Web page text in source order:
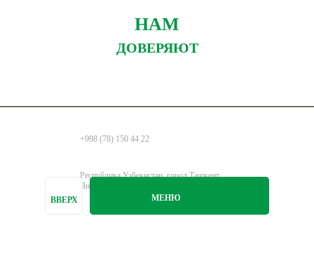
НАМ
ДОВЕРЯЮТ
+998 (78) 150 44 22
Республика Узбекистан, город Ташкент,
Янгихаётский район, улица Навруз 236А
ВВЕРХ МЕНЮ